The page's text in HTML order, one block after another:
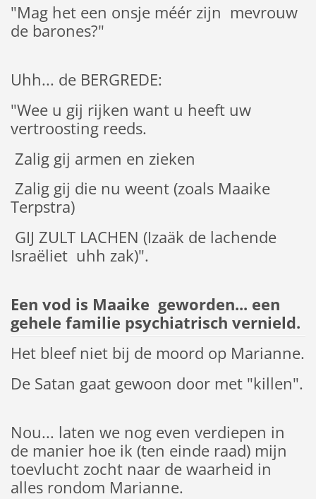
"Mag het een onsje méér zijn mevrouw
de barones?"
Uhh... de BERGREDE:
"Wee u gij rijken want u heeft uw
vertroosting reeds.
Zalig gij armen en zieken
Zalig gij die nu weent (zoals Maaike
Terpstra)
GIJ ZULT LACHEN (Izaäk de lachende
Israëliet uhh zak)".
Een vod is Maaike geworden... een
gehele familie psychiatrisch vernield.
Het bleef niet bij de moord op Marianne.
De Satan gaat gewoon door met "killen".
Nou... laten we nog even verdiepen in
de manier hoe ik (ten einde raad) mijn
toevlucht zocht naar de waarheid in
alles rondom Marianne.